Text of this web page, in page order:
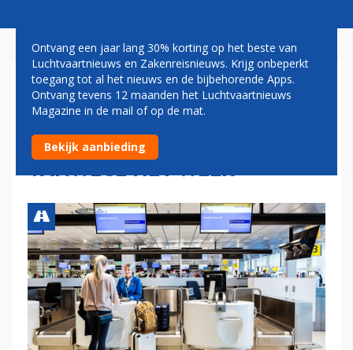
SCHIPHOL EN KLM:
DONDERDAG GEEN
ANNULERINGEN VLUCHTEN
VANWEGE HET WEER
Ontvang een jaar lang 30% korting op het beste van
Luchtvaartnieuws en Zakenreisnieuws. Krijg onbeperkt
toegang tot al het nieuws en de bijbehorende Apps.
Ontvang tevens 12 maanden het Luchtvaartnieuws
Magazine in de mail of op de mat.
Bekijk aanbieding